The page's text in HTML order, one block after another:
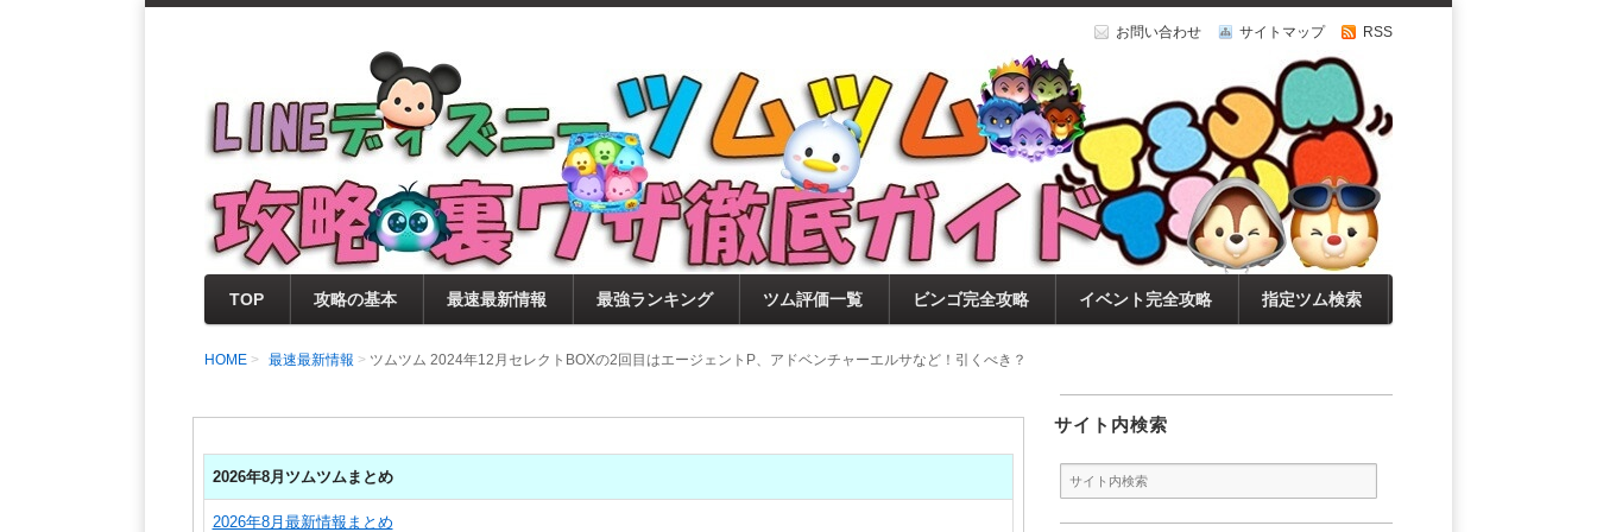
お問い合わせ サイトマップ RSS
LINEディズニー ツムツム攻略・裏ワザ徹底ガイド
支持率No1！痒いところに手が届くツムツム攻略サイト！新ツム・イベント・ピックアップ・
セレクト情報をいち早く提供するとともに、ビンゴ・キャラ評価も丁寧に解説！ツムツムを12
0％楽しめるサイトを目指しています。
TOP 攻略の基本 最速最新情報 最強ランキング ツム評価一覧 ビンゴ完全攻略 イベント完全攻略 指定ツム検索
HOME 最速最新情報 ツムツム 2024年12月セレクトBOXの2回目はエージェントP、アドベンチャーエルサなど！引くべき？
2026年8月ツムツムまとめ
2026年8月最新情報まとめ
サイト内検索